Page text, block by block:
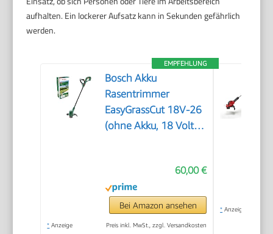
aufhalten. Ein lockerer Aufsatz kann in Sekunden gefährlich
werden.
EMPFEHLUNG
Bosch Akku
Rasentrimmer
EasyGrassCut 18V-26
(ohne Akku, 18 Volt
26 cm, im Karton)60,00 €
Bei Amazon ansehen
* Anzeige Preis inkl. MwSt., zzgl. Versandkosten
* Anzeige